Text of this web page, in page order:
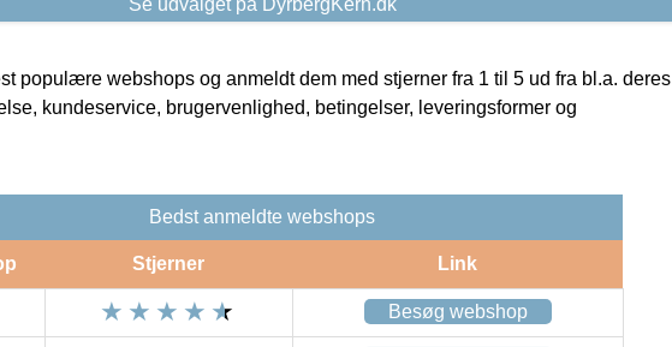
populære webshops og anmeldt dem med stjerner fra 1 til 5 ud fra bl.a. deres
kundeservice, brugervenlighed, betingelser, leveringsformer og
Bedst anmeldte webshops
Stjerner Link
Besøg webshop